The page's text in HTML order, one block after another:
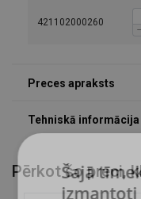
421102000260
Pērkot šo preci,
Šajā